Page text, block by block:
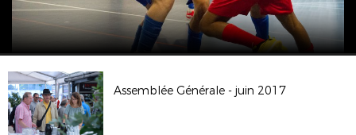
Assemblée Générale - juin 2017